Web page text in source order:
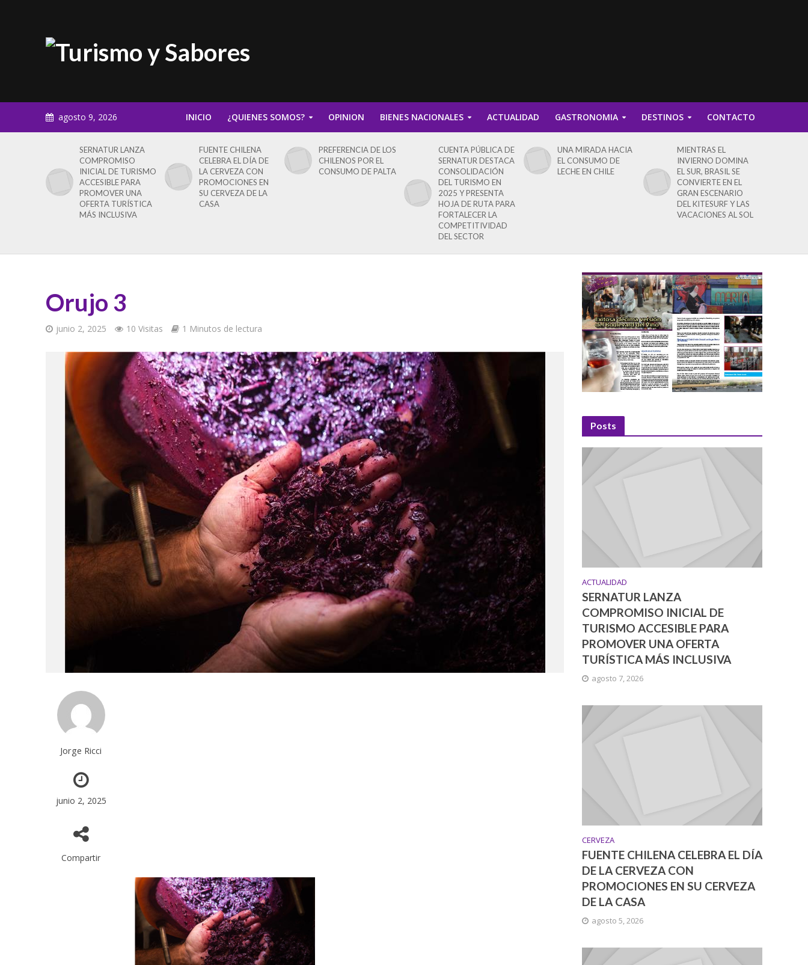
agosto 9, 2026 INICIO ¿QUIENES SOMOS? OPINION BIENES NACIONALES ACTUALIDAD GASTRONOMIA DESTINOS CONTACTO
SERNATUR LANZA
COMPROMISO
INICIAL DE TURISMO
ACCESIBLE PARA
PROMOVER UNA
OFERTA TURÍSTICA
MÁS INCLUSIVA
FUENTE CHILENA
CELEBRA EL DÍA DE
LA CERVEZA CON
PROMOCIONES EN
SU CERVEZA DE LA
CASA
PREFERENCIA DE LOS
CHILENOS POR EL
CONSUMO DE PALTA
CUENTA PÚBLICA DE
SERNATUR DESTACA
CONSOLIDACIÓN
DEL TURISMO EN
2025 Y PRESENTA
HOJA DE RUTA PARA
FORTALECER LA
COMPETITIVIDAD
DEL SECTOR
UNA MIRADA HACIA
EL CONSUMO DE
LECHE EN CHILE
MIENTRAS EL
INVIERNO DOMINA
EL SUR, BRASIL SE
CONVIERTE EN EL
GRAN ESCENARIO
DEL KITESURF Y LAS
VACACIONES AL SOL
Orujo 3
junio 2, 2025 10 Visitas 1 Minutos de lectura
Jorge Ricci
junio 2, 2025
Compartir
Posts
ACTUALIDAD
SERNATUR LANZA
COMPROMISO INICIAL DE
TURISMO ACCESIBLE PARA
PROMOVER UNA OFERTA
TURÍSTICA MÁS INCLUSIVA
agosto 7, 2026
CERVEZA
FUENTE CHILENA CELEBRA EL DÍA
DE LA CERVEZA CON
PROMOCIONES EN SU CERVEZA
DE LA CASA
agosto 5, 2026